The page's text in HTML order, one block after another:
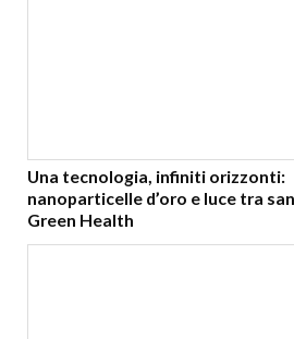
Una tecnologia, infiniti orizzonti:
nanoparticelle d’oro e luce tra
Green Health